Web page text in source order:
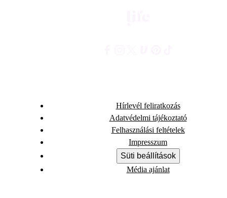
Hírlevél feliratkozás
Adatvédelmi tájékoztató
Felhasználási feltételek
Impresszum
Süti beállítások
Média ajánlat